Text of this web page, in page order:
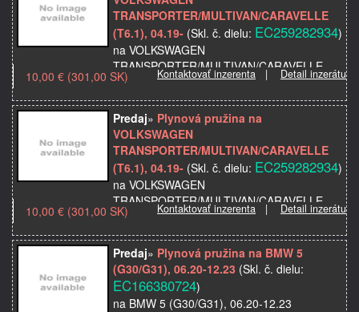
Názov dielu: Plynová pružina
TRANSPORTER/MULTIVAN/CARAVELLE
(T6.1), 04.19- (Skl. č. dielu: EC259282934)
na VOLKSWAGEN
TRANSPORTER/MULTIVAN/CARAVELLE
(T6.1), 04.19-
Značka: VOLKSWAGEN
Model použitia:
Kvalita: Štandardná kvalitná alternatíva
Názov dielu: Plynová pružina
Kontaktovať inzerenta | Detail inzerátu
10,00 € (301,00 SK)
Predaj» Plynová pružina na
VOLKSWAGEN
TRANSPORTER/MULTIVAN/CARAVELLE
(T6.1), 04.19- (Skl. č. dielu: EC259282934)
na VOLKSWAGEN
TRANSPORTER/MULTIVAN/CARAVELLE
(T6.1), 04.19-
Značka: VOLKSWAGEN
Model použitia:
Kvalita: Štandardná kvalitná alternatíva
Názov dielu: Plynová pružina
Kontaktovať inzerenta | Detail inzerátu
10,00 € (301,00 SK)
Predaj» Plynová pružina na BMW 5
(G30/G31), 06.20-12.23 (Skl. č. dielu:
EC166380724)
na BMW 5 (G30/G31), 06.20-12.23